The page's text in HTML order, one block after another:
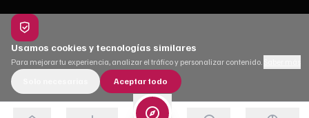
Usamos cookies y tecnologías similares
Para mejorar tu experiencia, analizar el tráfico y personalizar contenido.
Aceptar todo